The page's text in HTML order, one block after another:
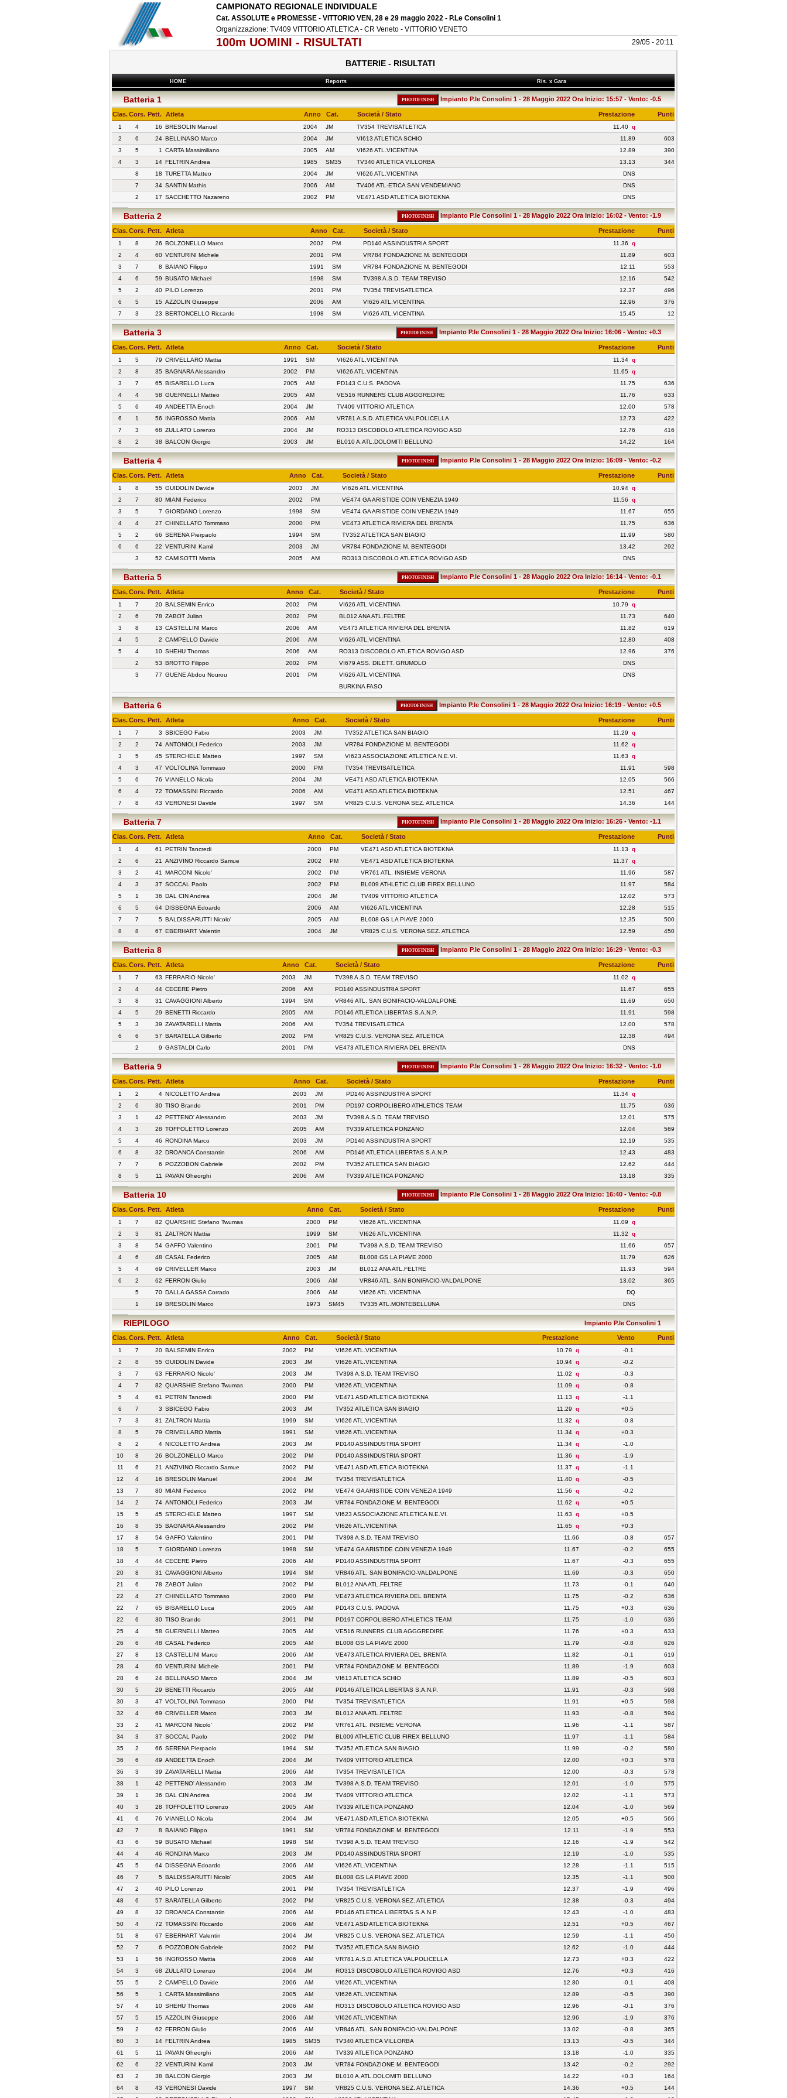
CAMPIONATO REGIONALE INDIVIDUALE
Cat. ASSOLUTE e PROMESSE - VITTORIO VEN, 28 e 29 maggio 2022 - P.Le Consolini 1
Organizzazione: TV409 VITTORIO ATLETICA - CR Veneto - VITTORIO VENETO
100m UOMINI - RISULTATI 29/05 - 20:11
BATTERIE - RISULTATI
HOME Reports Ris. x Gara
Batteria 1 Impianto P.le Consolini 1 - 28 Maggio 2022 Ora Inizio: 15:57 - Vento: -0.5
Clas.Cors. Pett. Atleta Anno Cat. Società / Stato Prestazione Punti
1 4 16 BRESOLIN Manuel 2004 JM TV354 TREVISATLETICA 11.40 q
2
6 24 BELLINASO Marco 2004 JM VI613 ATLETICA SCHIO 11.89
603
3
5 1 CARTA Massimiliano 2005 AM VI626 ATL.VICENTINA 12.89
390
4
3 14 FELTRIN Andrea 1985 SM35 TV340 ATLETICA VILLORBA 13.13
344
8
18 TURETTA Matteo 2004 JM VI626 ATL.VICENTINA
DNS
7
34 SANTIN Mathis 2006 AM TV406 ATL-ETICA SAN VENDEMIANO
DNS
2
17 SACCHETTO Nazareno 2002 PM VE471 ASD ATLETICA BIOTEKNA DNS
Batteria 2 Impianto P.le Consolini 1 - 28 Maggio 2022 Ora Inizio: 16:02 - Vento: -1.9
Clas.Cors. Pett. Atleta Anno Cat. Società / Stato Prestazione Punti
1 8 26 BOLZONELLO Marco 2002 PM PD140 ASSINDUSTRIA SPORT 11.36
q
2
4 60 VENTURINI Michele 2001 PM VR784 FONDAZIONE M. BENTEGODI 11.89
603
3
7 8 BAIANO Filippo 1991 SM VR784 FONDAZIONE M. BENTEGODI 12.11
553
4
6 59 BUSATO Michael 1998 SM TV398 A.S.D. TEAM TREVISO 12.16
542
5
2 40 PILO Lorenzo 2001 PM TV354 TREVISATLETICA 12.37
496
6
5 15 AZZOLIN Giuseppe 2006 AM VI626 ATL.VICENTINA 12.96
376
7
3 23 BERTONCELLO Riccardo 1998 SM VI626 ATL.VICENTINA 15.45 12
Batteria 3 Impianto P.le Consolini 1 - 28 Maggio 2022 Ora Inizio: 16:06 - Vento: +0.3
Clas.Cors. Pett. Atleta Anno Cat. Società / Stato Prestazione Punti
1 5 79 CRIVELLARO Mattia 1991 SM VI626 ATL.VICENTINA 11.34 q
2
8 35 BAGNARA Alessandro 2002 PM VI626 ATL.VICENTINA 11.65 q
3
7 65 BISARELLO Luca 2005 AM PD143 C.U.S. PADOVA 11.75
636
4
4 58 GUERNELLI Matteo 2005 AM VE516 RUNNERS CLUB AGGGREDIRE 11.76
633
5
6 49 ANDEETTA Enoch 2004 JM TV409 VITTORIO ATLETICA 12.00
578
6
1 56 INGROSSO Mattia 2006 AM VR781 A.S.D. ATLETICA VALPOLICELLA 12.73
422
7
3 68 ZULLATO Lorenzo 2004 JM RO313 DISCOBOLO ATLETICA ROVIGO ASD 12.76
416
8
2 38 BALCON Giorgio 2003 JM BL010 A.ATL.DOLOMITI BELLUNO 14.22 164
Batteria 4 Impianto P.le Consolini 1 - 28 Maggio 2022 Ora Inizio: 16:09 - Vento: -0.2
Clas.Cors. Pett. Atleta Anno Cat. Società / Stato Prestazione Punti
1 8 55 GUIDOLIN Davide 2003 JM VI626 ATL.VICENTINA 10.94 q
2
7 80 MIANI Federico 2002 PM VE474 GA ARISTIDE COIN VENEZIA 1949 11.56
q
3
5 7 GIORDANO Lorenzo 1998 SM VE474 GA ARISTIDE COIN VENEZIA 1949 11.67
655
4
4 27 CHINELLATO Tommaso 2000 PM VE473 ATLETICA RIVIERA DEL BRENTA 11.75
636
5
2 66 SERENA Pierpaolo 1994 SM TV352 ATLETICA SAN BIAGIO 11.99
580
6
6 22 VENTURINI Kamil 2003 JM VR784 FONDAZIONE M. BENTEGODI 13.42
292
3
52 CAMISOTTI Mattia 2005 AM RO313 DISCOBOLO ATLETICA ROVIGO ASD DNS
Batteria 5 Impianto P.le Consolini 1 - 28 Maggio 2022 Ora Inizio: 16:14 - Vento: -0.1
Clas.Cors. Pett. Atleta Anno Cat. Società / Stato Prestazione Punti
1 7 20 BALSEMIN Enrico 2002 PM VI626 ATL.VICENTINA 10.79
q
2
6 78 ZABOT Julian 2002 PM BL012 ANA ATL.FELTRE 11.73
640
3
8 13 CASTELLINI Marco 2006 AM VE473 ATLETICA RIVIERA DEL BRENTA 11.82
619
4
5 2 CAMPELLO Davide 2006 AM VI626 ATL.VICENTINA 12.80
408
5
4 10 SHEHU Thomas 2006 AM RO313 DISCOBOLO ATLETICA ROVIGO ASD 12.96
376
2
53 BROTTO Filippo 2002 PM VI679 ASS. DILETT. GRUMOLO
DNS
3
77 GUENE Abdou Nourou 2001 PM VI626 ATL.VICENTINA
DNS
BURKINA FASO
Batteria 6 Impianto P.le Consolini 1 - 28 Maggio 2022 Ora Inizio: 16:19 - Vento: +0.5
Clas.Cors. Pett. Atleta Anno Cat. Società / Stato Prestazione Punti
1 7 3 SBICEGO Fabio 2003 JM TV352 ATLETICA SAN BIAGIO 11.29
q
2
2 74 ANTONIOLI Federico 2003 JM VR784 FONDAZIONE M. BENTEGODI 11.62
q
3
5 45 STERCHELE Matteo 1997 SM VI623 ASSOCIAZIONE ATLETICA N.E.VI. 11.63
q
4
3 47 VOLTOLINA Tommaso 2000 PM TV354 TREVISATLETICA 11.91
598
5
6 76 VIANELLO Nicola 2004 JM VE471 ASD ATLETICA BIOTEKNA 12.05
566
6
4 72 TOMASSINI Riccardo 2006 AM VE471 ASD ATLETICA BIOTEKNA 12.51
467
7
8 43 VERONESI Davide 1997 SM VR825 C.U.S. VERONA SEZ. ATLETICA 14.36 144
Batteria 7 Impianto P.le Consolini 1 - 28 Maggio 2022 Ora Inizio: 16:26 - Vento: -1.1
Clas.Cors. Pett. Atleta Anno Cat. Società / Stato Prestazione Punti
1 4 61 PETRIN Tancredi 2000 PM VE471 ASD ATLETICA BIOTEKNA 11.13
q
2
6 21 ANZIVINO Riccardo Samue 2002 PM VE471 ASD ATLETICA BIOTEKNA 11.37
q
3
2 41 MARCONI Nicolo' 2002 PM VR761 ATL. INSIEME VERONA 11.96
587
4
3 37 SOCCAL Paolo 2002 PM BL009 ATHLETIC CLUB FIREX BELLUNO 11.97
584
5
1 36 DAL CIN Andrea 2004 JM TV409 VITTORIO ATLETICA 12.02
573
6
5 64 DISSEGNA Edoardo 2006 AM VI626 ATL.VICENTINA 12.28
515
7
7 5 BALDISSARUTTI Nicolo' 2005 AM BL008 GS LA PIAVE 2000 12.35
500
8
8 67 EBERHART Valentin 2004 JM VR825 C.U.S. VERONA SEZ. ATLETICA 12.59 450
Batteria 8 Impianto P.le Consolini 1 - 28 Maggio 2022 Ora Inizio: 16:29 - Vento: -0.3
Clas.Cors. Pett. Atleta Anno Cat. Società / Stato Prestazione Punti
1 7 63 FERRARIO Nicolo' 2003 JM TV398 A.S.D. TEAM TREVISO 11.02
q
2
4 44 CECERE Pietro 2006 AM PD140 ASSINDUSTRIA SPORT 11.67
655
3
8 31 CAVAGGIONI Alberto 1994 SM VR846 ATL. SAN BONIFACIO-VALDALPONE 11.69
650
4
5 29 BENETTI Riccardo 2005 AM PD146 ATLETICA LIBERTAS S.A.N.P. 11.91
598
5
3 39 ZAVATARELLI Mattia 2006 AM TV354 TREVISATLETICA 12.00
578
6
6 57 BARATELLA Gilberto 2002 PM VR825 C.U.S. VERONA SEZ. ATLETICA 12.38
494
2
9 GASTALDI Carlo 2001 PM VE473 ATLETICA RIVIERA DEL BRENTA DNS
Batteria 9 Impianto P.le Consolini 1 - 28 Maggio 2022 Ora Inizio: 16:32 - Vento: -1.0
Clas.Cors. Pett. Atleta Anno Cat. Società / Stato Prestazione Punti
1 2 4 NICOLETTO Andrea 2003 JM PD140 ASSINDUSTRIA SPORT 11.34 q
2
6 30 TISO Brando 2001 PM PD197 CORPOLIBERO ATHLETICS TEAM 11.75
636
3
1 42 PETTENO' Alessandro 2003 JM TV398 A.S.D. TEAM TREVISO 12.01
575
4
3 28 TOFFOLETTO Lorenzo 2005 AM TV339 ATLETICA PONZANO 12.04
569
5
4 46 RONDINA Marco 2003 JM PD140 ASSINDUSTRIA SPORT 12.19
535
6
8 32 DROANCA Constantin 2006 AM PD146 ATLETICA LIBERTAS S.A.N.P. 12.43
483
7
7 6 POZZOBON Gabriele 2002 PM TV352 ATLETICA SAN BIAGIO 12.62
444
8
5 11 PAVAN Gheorghi 2006 AM TV339 ATLETICA PONZANO 13.18 335
Batteria 10 Impianto P.le Consolini 1 - 28 Maggio 2022 Ora Inizio: 16:40 - Vento: -0.8
Clas.Cors. Pett. Atleta Anno Cat. Società / Stato Prestazione Punti
1 7 82 QUARSHIE Stefano Twumas 2000 PM VI626 ATL.VICENTINA 11.09
q
2
3 81 ZALTRON Mattia 1999 SM VI626 ATL.VICENTINA 11.32
q
3
8 54 GAFFO Valentino 2001 PM TV398 A.S.D. TEAM TREVISO 11.66
657
4
6 48 CASAL Federico 2005 AM BL008 GS LA PIAVE 2000 11.79
626
5
4 69 CRIVELLER Marco 2003 JM BL012 ANA ATL.FELTRE 11.93
594
6
2 62 FERRON Giulio 2006 AM VR846 ATL. SAN BONIFACIO-VALDALPONE 13.02
365
5
70 DALLA GASSA Corrado 2006 AM VI626 ATL.VICENTINA
DQ
1
19 BRESOLIN Marco 1973 SM45 TV335 ATL.MONTEBELLUNA DNS
RIEPILOGO Impianto P.le Consolini 1
Clas.Cors. Pett. Atleta Anno Cat. Società / Stato Prestazione Vento Punti
1 7 20 BALSEMIN Enrico 2002 PM VI626 ATL.VICENTINA 10.79 q
-0.1
2
8 55 GUIDOLIN Davide 2003 JM VI626 ATL.VICENTINA 10.94 q
-0.2
3
7 63 FERRARIO Nicolo' 2003 JM TV398 A.S.D. TEAM TREVISO 11.02 q
-0.3
4
7 82 QUARSHIE Stefano Twumas 2000 PM VI626 ATL.VICENTINA 11.09 q
-0.8
5
4 61 PETRIN Tancredi 2000 PM VE471 ASD ATLETICA BIOTEKNA 11.13 q
-1.1
6
7 3 SBICEGO Fabio 2003 JM TV352 ATLETICA SAN BIAGIO 11.29 q
+0.5
7
3 81 ZALTRON Mattia 1999 SM VI626 ATL.VICENTINA 11.32 q
-0.8
8
5 79 CRIVELLARO Mattia 1991 SM VI626 ATL.VICENTINA 11.34 q
+0.3
8
2 4 NICOLETTO Andrea 2003 JM PD140 ASSINDUSTRIA SPORT 11.34 q
-1.0
10
8 26 BOLZONELLO Marco 2002 PM PD140 ASSINDUSTRIA SPORT 11.36 q
-1.9
11
6 21 ANZIVINO Riccardo Samue 2002 PM VE471 ASD ATLETICA BIOTEKNA 11.37 q
-1.1
12
4 16 BRESOLIN Manuel 2004 JM TV354 TREVISATLETICA 11.40 q
-0.5
13
7 80 MIANI Federico 2002 PM VE474 GA ARISTIDE COIN VENEZIA 1949 11.56 q
-0.2
14
2 74 ANTONIOLI Federico 2003 JM VR784 FONDAZIONE M. BENTEGODI 11.62 q
+0.5
15
5 45 STERCHELE Matteo 1997 SM VI623 ASSOCIAZIONE ATLETICA N.E.VI. 11.63 q
+0.5
16
8 35 BAGNARA Alessandro 2002 PM VI626 ATL.VICENTINA 11.65 q
+0.3
17
8 54 GAFFO Valentino 2001 PM TV398 A.S.D. TEAM TREVISO 11.66 -0.8
657
18
5 7 GIORDANO Lorenzo 1998 SM VE474 GA ARISTIDE COIN VENEZIA 1949 11.67 -0.2
655
18
4 44 CECERE Pietro 2006 AM PD140 ASSINDUSTRIA SPORT 11.67 -0.3
655
20
8 31 CAVAGGIONI Alberto 1994 SM VR846 ATL. SAN BONIFACIO-VALDALPONE 11.69 -0.3
650
21
6 78 ZABOT Julian 2002 PM BL012 ANA ATL.FELTRE 11.73 -0.1
640
22
4 27 CHINELLATO Tommaso 2000 PM VE473 ATLETICA RIVIERA DEL BRENTA 11.75 -0.2
636
22
7 65 BISARELLO Luca 2005 AM PD143 C.U.S. PADOVA 11.75 +0.3
636
22
6 30 TISO Brando 2001 PM PD197 CORPOLIBERO ATHLETICS TEAM 11.75 -1.0
636
25
4 58 GUERNELLI Matteo 2005 AM VE516 RUNNERS CLUB AGGGREDIRE 11.76 +0.3
633
26
6 48 CASAL Federico 2005 AM BL008 GS LA PIAVE 2000 11.79 -0.8
626
27
8 13 CASTELLINI Marco 2006 AM VE473 ATLETICA RIVIERA DEL BRENTA 11.82 -0.1
619
28
4 60 VENTURINI Michele 2001 PM VR784 FONDAZIONE M. BENTEGODI 11.89 -1.9
603
28
6 24 BELLINASO Marco 2004 JM VI613 ATLETICA SCHIO 11.89 -0.5
603
30
5 29 BENETTI Riccardo 2005 AM PD146 ATLETICA LIBERTAS S.A.N.P. 11.91 -0.3
598
30
3 47 VOLTOLINA Tommaso 2000 PM TV354 TREVISATLETICA 11.91 +0.5
598
32
4 69 CRIVELLER Marco 2003 JM BL012 ANA ATL.FELTRE 11.93 -0.8
594
33
2 41 MARCONI Nicolo' 2002 PM VR761 ATL. INSIEME VERONA 11.96 -1.1
587
34
3 37 SOCCAL Paolo 2002 PM BL009 ATHLETIC CLUB FIREX BELLUNO 11.97 -1.1
584
35
2 66 SERENA Pierpaolo 1994 SM TV352 ATLETICA SAN BIAGIO 11.99 -0.2
580
36
6 49 ANDEETTA Enoch 2004 JM TV409 VITTORIO ATLETICA 12.00 +0.3
578
36
3 39 ZAVATARELLI Mattia 2006 AM TV354 TREVISATLETICA 12.00 -0.3
578
38
1 42 PETTENO' Alessandro 2003 JM TV398 A.S.D. TEAM TREVISO 12.01 -1.0
575
39
1 36 DAL CIN Andrea 2004 JM TV409 VITTORIO ATLETICA 12.02 -1.1
573
40
3 28 TOFFOLETTO Lorenzo 2005 AM TV339 ATLETICA PONZANO 12.04 -1.0
569
41
6 76 VIANELLO Nicola 2004 JM VE471 ASD ATLETICA BIOTEKNA 12.05 +0.5
566
42
7 8 BAIANO Filippo 1991 SM VR784 FONDAZIONE M. BENTEGODI 12.11 -1.9
553
43
6 59 BUSATO Michael 1998 SM TV398 A.S.D. TEAM TREVISO 12.16 -1.9
542
44
4 46 RONDINA Marco 2003 JM PD140 ASSINDUSTRIA SPORT 12.19 -1.0
535
45
5 64 DISSEGNA Edoardo 2006 AM VI626 ATL.VICENTINA 12.28 -1.1
515
46
7 5 BALDISSARUTTI Nicolo' 2005 AM BL008 GS LA PIAVE 2000 12.35 -1.1
500
47
2 40 PILO Lorenzo 2001 PM TV354 TREVISATLETICA 12.37 -1.9
496
48
6 57 BARATELLA Gilberto 2002 PM VR825 C.U.S. VERONA SEZ. ATLETICA 12.38 -0.3
494
49
8 32 DROANCA Constantin 2006 AM PD146 ATLETICA LIBERTAS S.A.N.P. 12.43 -1.0
483
50
4 72 TOMASSINI Riccardo 2006 AM VE471 ASD ATLETICA BIOTEKNA 12.51 +0.5
467
51
8 67 EBERHART Valentin 2004 JM VR825 C.U.S. VERONA SEZ. ATLETICA 12.59 -1.1
450
52
7 6 POZZOBON Gabriele 2002 PM TV352 ATLETICA SAN BIAGIO 12.62 -1.0
444
53
1 56 INGROSSO Mattia 2006 AM VR781 A.S.D. ATLETICA VALPOLICELLA 12.73 +0.3
422
54
3 68 ZULLATO Lorenzo 2004 JM RO313 DISCOBOLO ATLETICA ROVIGO ASD 12.76 +0.3
416
55
5 2 CAMPELLO Davide 2006 AM VI626 ATL.VICENTINA 12.80 -0.1
408
56
5 1 CARTA Massimiliano 2005 AM VI626 ATL.VICENTINA 12.89 -0.5
390
57
4 10 SHEHU Thomas 2006 AM RO313 DISCOBOLO ATLETICA ROVIGO ASD 12.96 -0.1
376
57
5 15 AZZOLIN Giuseppe 2006 AM VI626 ATL.VICENTINA 12.96 -1.9
376
59
2 62 FERRON Giulio 2006 AM VR846 ATL. SAN BONIFACIO-VALDALPONE 13.02 -0.8
365
60
3 14 FELTRIN Andrea 1985 SM35 TV340 ATLETICA VILLORBA 13.13 -0.5
344
61
5 11 PAVAN Gheorghi 2006 AM TV339 ATLETICA PONZANO 13.18 -1.0
335
62
6 22 VENTURINI Kamil 2003 JM VR784 FONDAZIONE M. BENTEGODI 13.42 -0.2
292
63
2 38 BALCON Giorgio 2003 JM BL010 A.ATL.DOLOMITI BELLUNO 14.22 +0.3
164
64
8 43 VERONESI Davide 1997 SM VR825 C.U.S. VERONA SEZ. ATLETICA 14.36 +0.5
144